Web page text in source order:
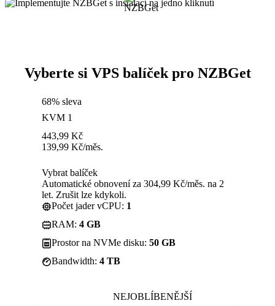
Vyberte si VPS balíček pro NZBGet
68% sleva
KVM 1
443,99 Kč
139,99 Kč/měs.
Vybrat balíček
Automatické obnovení za 304,99 Kč/měs. na 2
let. Zrušit lze kdykoli.
Počet jader vCPU: 1
RAM: 4 GB
Prostor na NVMe disku: 50 GB
Bandwidth: 4 TB
NEJOBLÍBENĚJŠÍ